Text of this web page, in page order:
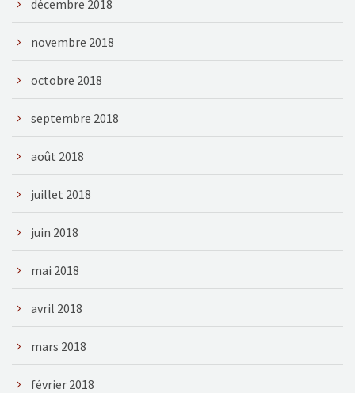
décembre 2018
novembre 2018
octobre 2018
septembre 2018
août 2018
juillet 2018
juin 2018
mai 2018
avril 2018
mars 2018
février 2018